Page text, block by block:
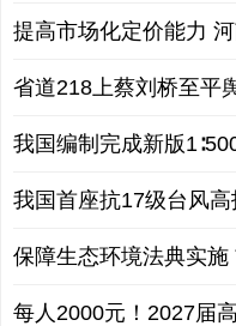
提高市场化定价能力
省道218上蔡刘桥至平
我国编制完成新版
我国首座抗17级台风
保障生态环境法典实
每人2000元！2027届